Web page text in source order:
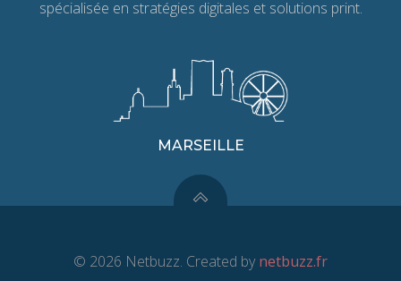
spécialisée en stratégies digitales et solutions print.
MARSEILLE
© 2026 Netbuzz. Created by netbuzz.fr